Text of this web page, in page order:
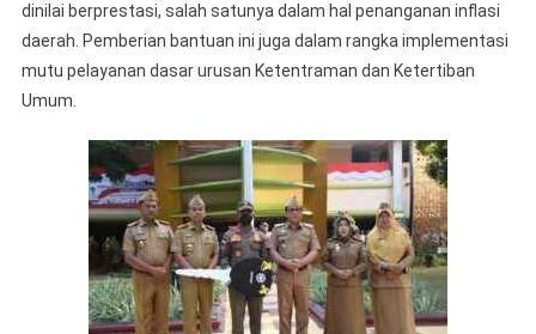
dinilai berprestasi, salah satunya dalam hal penanganan inflasi
daerah. Pemberian bantuan ini juga dalam rangka implementasi
mutu pelayanan dasar urusan Ketentraman dan Ketertiban
Umum.